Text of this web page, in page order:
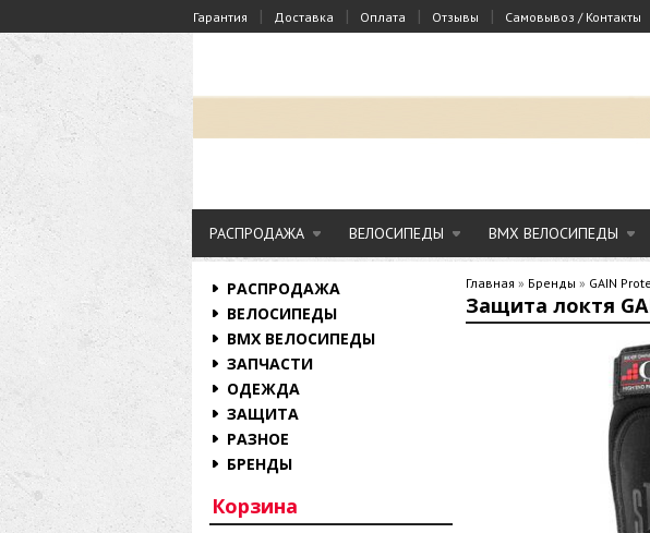
Гарантия | Доставка | Оплата | Отзывы | Самовывоз / Контакты
РАСПРОДАЖА ВЕЛОСИПЕДЫ BMX ВЕЛОСИПЕДЫ
РАСПРОДАЖА
ВЕЛОСИПЕДЫ
BMX ВЕЛОСИПЕДЫ
ЗАПЧАСТИ
ОДЕЖДА
ЗАЩИТА
РАЗНОЕ
БРЕНДЫ
Корзина
Главная » Бренды » GAIN
Защита локтя